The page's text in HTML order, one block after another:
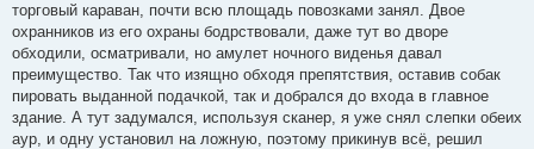
торговый караван, почти всю площадь повозками занял. Двое
охранников из его охраны бодрствовали, даже тут во дворе
обходили, осматривали, но амулет ночного виденья давал
преимущество. Так что изящно обходя препятствия, оставив собак
пировать выданной подачкой, так и добрался до входа в главное
здание. А тут задумался, используя сканер, я уже снял слепки обеих
аур, и одну установил на ложную, поэтому прикинув всё, решил